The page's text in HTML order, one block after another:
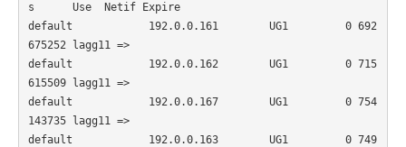
s      Use  Netif Expire
default            192.0.0.161        UG1         0 692
675252 lagg11 =>
default            192.0.0.162        UG1         0 715
615509 lagg11 =>
default            192.0.0.167        UG1         0 754
143735 lagg11 =>
default            192.0.0.163        UG1         0 749